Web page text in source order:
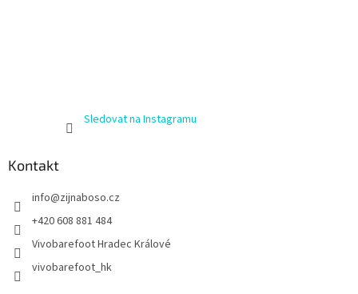
Sledovat na Instagramu
Kontakt
info@zijnaboso.cz
+420 608 881 484
Vivobarefoot Hradec Králové
vivobarefoot_hk